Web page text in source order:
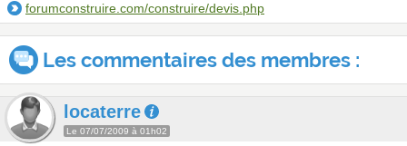
forumconstruire.com/construire/devis.php
Les commentaires des membres :
locaterre
Le 07/07/2009 à 01h02